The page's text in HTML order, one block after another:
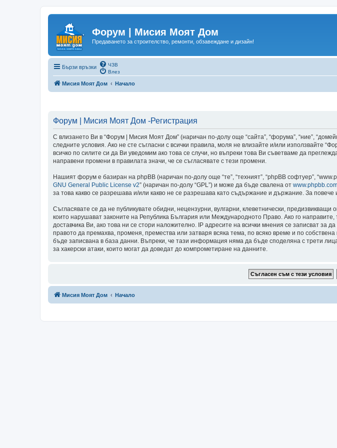
Форум | Мисия Моят Дом
Предаването за строителство, ремонти, обзавеждане и дизайн!
Бързи връзки
ЧЗВ
Влез
Мисия Моят Дом Начало
Форум | Мисия Моят Дом -Регистрация
С влизането Ви в “Форум | Мисия Моят Дом” (наричан по-долу още “сайта”, “форума”, “ние”,
следните условия. Ако не сте съгласни с всички правила, моля не влизайте и/или
всичко по силите си да Ви уведомим ако това се случи, но въпреки това Ви съветваме да
направени промени в правилата значи, че се съгласявате с тези промени.
Нашият форум е базиран на phpBB (наричан по-долу още “те”, “техният”, “phpBB софтуер”,
GNU General Public License v2” (наричан по-долу “GPL”) и може да бъде свалена от
за това какво се разрешава и/или какво не се разрешава като съдържание и държание. За
Съгласявате се да не публикувате обидни, нецензурни, вулгарни, клеветнически,
които нарушават законите на Република България или Международното Право. Ако го
доставчика Ви, ако това ни се стори наложително. IP адресите на всички мнения се записват
правото да премахва, променя, премества или затваря всяка тема, по всяко време и по
бъде записвана в база данни. Въпреки, че тази информация няма да бъде споделяна с трети
за хакерски атаки, които могат да доведат до компрометиране на данните.
Мисия Моят Дом Начало